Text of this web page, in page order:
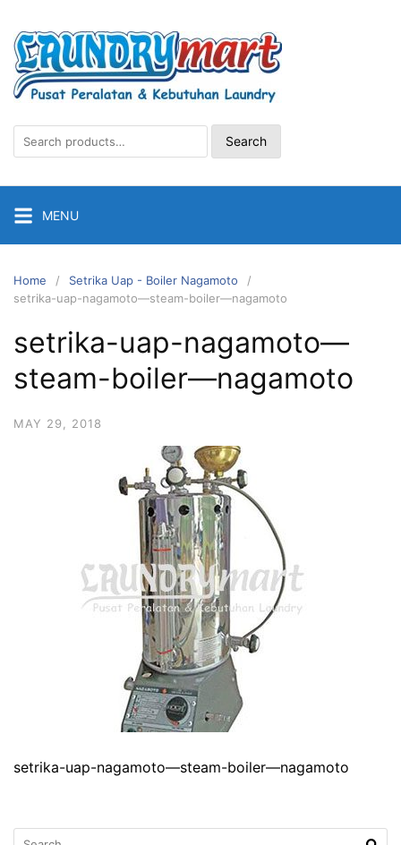
content
Search
for:
Search
MENU
Home
Setrika Uap - Boiler Nagamoto
setrika-uap-nagamoto—steam-boiler—nagamoto
setrika-uap-nagamoto—
steam-boiler—nagamoto
MAY 29, 2018
setrika-uap-nagamoto—steam-boiler—nagamoto
Search